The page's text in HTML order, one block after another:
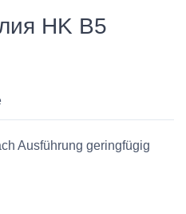
HK B5
Ausführung geringfügig